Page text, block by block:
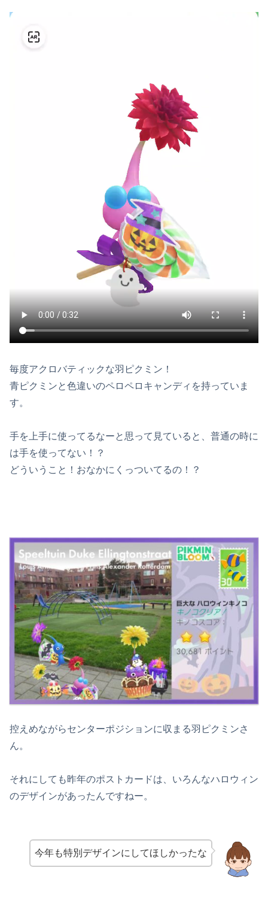
毎度アクロバティックな羽ピクミン！
青ピクミンと色違いのペロペロキャンディを持っていま
す。
手を上手に使ってるなーと思って見ていると、普通の時に
は手を使ってない！？
どういうこと！おなかにくっついてるの！？
控えめながらセンターポジションに収まる羽ピクミンさ
ん。
それにしても昨年のポストカードは、いろんなハロウィン
のデザインがあったんですねー。
今年も特別デザインにしてほしかったな